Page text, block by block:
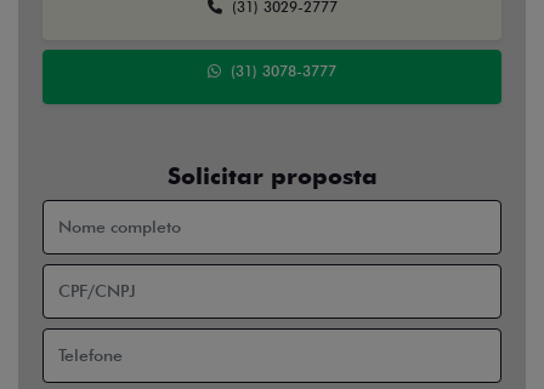
(31) 3029-2777
(31) 3078-3777
Solicitar proposta